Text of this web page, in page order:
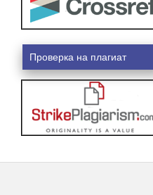
Проверка на плагиат